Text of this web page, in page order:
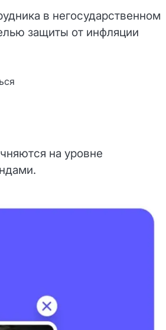
в негосударственном
защиты от инфляции
на уровне